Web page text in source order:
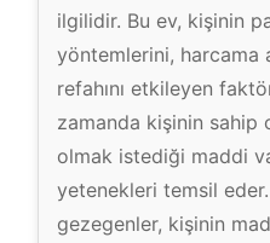
ilgilidir. Bu ev, kişinin
yöntemlerini, harcama
refahını etkileyen
zamanda kişinin sahip
olmak istediği maddi
yetenekleri temsil
gezegenler, kişinin